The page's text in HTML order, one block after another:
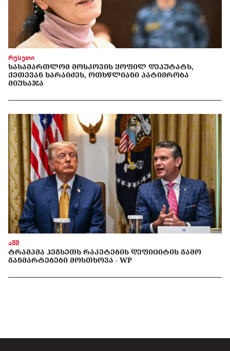
რუსეთი
ᲡᲐᲡᲐᲛᲐᲠᲗᲚᲝᲛ ᲛᲝᲡᲙᲝᲕᲘᲡ ᲧᲝᲤᲘᲚ ᲓᲔᲞᲣᲢᲐᲢᲡ,
ᲥᲔᲗᲔᲕᲐᲜ ᲮᲐᲠᲐᲘᲫᲔᲡ, ᲝᲗᲮᲬᲚᲘᲐᲜᲘ ᲞᲐᲢᲘᲛᲠᲝᲑᲐ
ᲛᲘᲣᲡᲐᲯᲐ
აშშ
ᲢᲠᲐᲛᲞᲛᲐ ᲰᲔᲒᲡᲔᲗᲡ ᲠᲐᲙᲔᲢᲔᲑᲘᲡ ᲓᲔᲤᲘᲪᲘᲢᲘᲡ ᲒᲐᲛᲝ
ᲒᲐᲜᲛᲐᲠᲢᲔᲑᲔᲑᲘ ᲛᲝᲡᲗᲮᲝᲕᲐ - WP